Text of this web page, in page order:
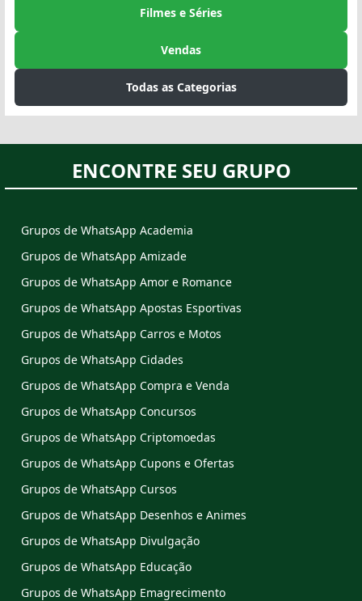
Filmes e Séries
Vendas
Todas as Categorias
ENCONTRE SEU GRUPO
Grupos de WhatsApp Academia
Grupos de WhatsApp Amizade
Grupos de WhatsApp Amor e Romance
Grupos de WhatsApp Apostas Esportivas
Grupos de WhatsApp Carros e Motos
Grupos de WhatsApp Cidades
Grupos de WhatsApp Compra e Venda
Grupos de WhatsApp Concursos
Grupos de WhatsApp Criptomoedas
Grupos de WhatsApp Cupons e Ofertas
Grupos de WhatsApp Cursos
Grupos de WhatsApp Desenhos e Animes
Grupos de WhatsApp Divulgação
Grupos de WhatsApp Educação
Grupos de WhatsApp Emagrecimento